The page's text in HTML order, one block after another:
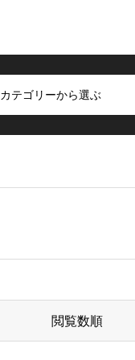
カテゴリーから選ぶ
閲覧数順